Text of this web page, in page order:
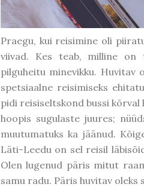
Praegu, kui reisimine oli
viivad. Kes teab, milline on
pilguheitu minevikku. Huvitav
spetsiaalne reisimiseks
pidi reisiseltskond bussi
hoopis sugulaste juures;
muutumatuks ka jäänud.
Läti-Leedu on sel reisil
Olen lugenud päris mitut
samu radu. Päris huvitav